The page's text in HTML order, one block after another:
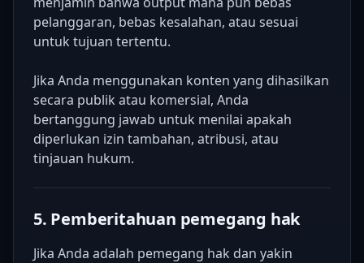
pelanggaran, bebas kesalahan, atau sesuai
untuk tujuan tertentu.
Jika Anda menggunakan konten yang dihasilkan
secara publik atau komersial, Anda
bertanggung jawab untuk menilai apakah
diperlukan izin tambahan, atribusi, atau
tinjauan hukum.
5. Pemberitahuan pemegang hak
Jika Anda adalah pemegang hak dan yakin